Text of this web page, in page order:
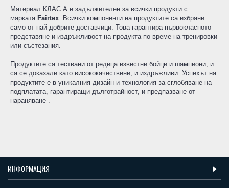
Материал КЛАС А е задължителен за всички продукти с
марката Fairtex. Всички компоненти на продуктите са избрани
само от най-добрите доставчици. Това гарантира първокласното
представяне и издръжливост на продукта по време на тренировки
или състезания.
Продуктите са тествани от редица известни бойци и шампиони, и
са се доказали като висококачествени, и издръжливи. Успехът на
продуктите е в уникалния дизайн и технология за сглобяване на
подплатата, гарантиращи дълготрайност, и предпазване от
нараняване .
ИНФОРМАЦИЯ